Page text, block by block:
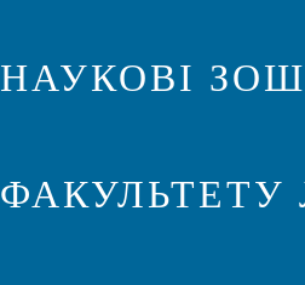
НАУКОВІ
ФАКУЛЬТЕТУ